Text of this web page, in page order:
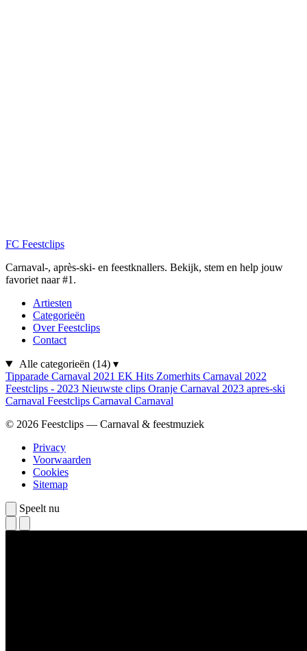
FC Feestclips
Carnaval-, après-ski- en feestknallers. Bekijk, stem en help jouw
favoriet naar #1.
Artiesten
Categorieën
Over Feestclips
Contact
Alle categorieën (14) ▾
Tipparade Carnaval 2021 EK Hits Zomerhits Carnaval 2022
Feestclips - 2023 Nieuwste clips Oranje Carnaval 2023 apres-ski
Carnaval Feestclips Carnaval Carnaval
© 2026 Feestclips — Carnaval & feestmuziek
Privacy
Voorwaarden
Cookies
Sitemap
Speelt nu